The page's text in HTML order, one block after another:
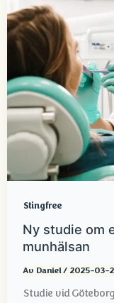
Stingfree
Ny studie om
munhälsan
Av Daniel/ 2025-03-
Studie vid